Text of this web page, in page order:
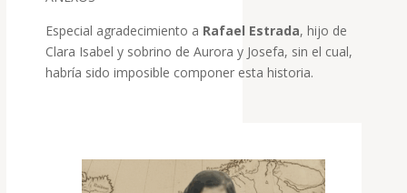
Especial agradecimiento a Rafael Estrada, hijo de
Clara Isabel y sobrino de Aurora y Josefa, sin el cual,
habría sido imposible componer esta historia.